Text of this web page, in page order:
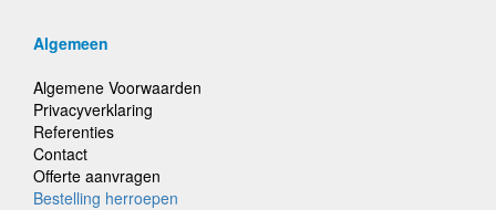
Algemeen
Algemene Voorwaarden
Privacyverklaring
Referenties
Contact
Offerte aanvragen
Bestelling herroepen